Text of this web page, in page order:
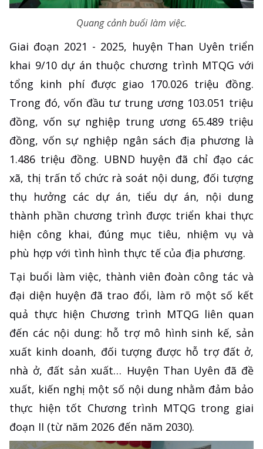
Quang cảnh buổi làm việc.
Giai đoạn 2021 - 2025, huyện Than Uyên triển
khai 9/10 dự án thuộc chương trình MTQG với
tổng kinh phí được giao 170.026 triệu đồng.
Trong đó, vốn đầu tư trung ương 103.051 triệu
đồng, vốn sự nghiệp trung ương 65.489 triệu
đồng, vốn sự nghiệp ngân sách địa phương là
1.486 triệu đồng. UBND huyện đã chỉ đạo các
xã, thị trấn tổ chức rà soát nội dung, đối tượng
thụ hưởng các dự án, tiểu dự án, nội dung
thành phần chương trình được triển khai thực
hiện công khai, đúng mục tiêu, nhiệm vụ và
phù hợp với tình hình thực tế của địa phương.
Tại buổi làm việc, thành viên đoàn công tác và
đại diện huyện đã trao đổi, làm rõ một số kết
quả thực hiện Chương trình MTQG liên quan
đến các nội dung: hỗ trợ mô hình sinh kế, sản
xuất kinh doanh, đối tượng được hỗ trợ đất ở,
nhà ở, đất sản xuất… Huyện Than Uyên đã đề
xuất, kiến nghị một số nội dung nhằm đảm bảo
thực hiện tốt Chương trình MTQG trong giai
đoạn II (từ năm 2026 đến năm 2030).